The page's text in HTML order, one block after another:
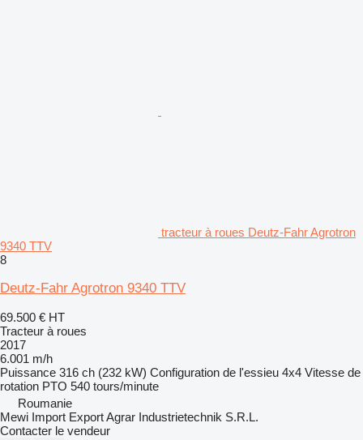
tracteur à roues Deutz-Fahr Agrotron
9340 TTV
8
Deutz-Fahr Agrotron 9340 TTV
69.500 € HT
Tracteur à roues
2017
6.001 m/h
Puissance 316 ch (232 kW) Configuration de l'essieu 4x4 Vitesse de
rotation PTO 540 tours/minute
Roumanie
Mewi Import Export Agrar Industrietechnik S.R.L.
Contacter le vendeur